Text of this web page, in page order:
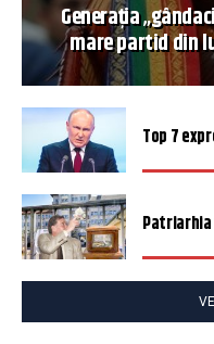
Generația
mare partid din
Top 7